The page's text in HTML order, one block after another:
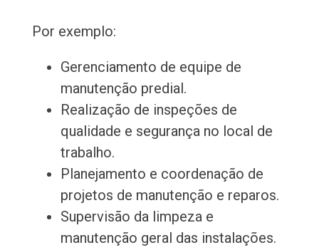
Por exemplo:
Gerenciamento de equipe de
manutenção predial.
Realização de inspeções de
qualidade e segurança no local de
trabalho.
Planejamento e coordenação de
projetos de manutenção e reparos.
Supervisão da limpeza e
manutenção geral das instalações.